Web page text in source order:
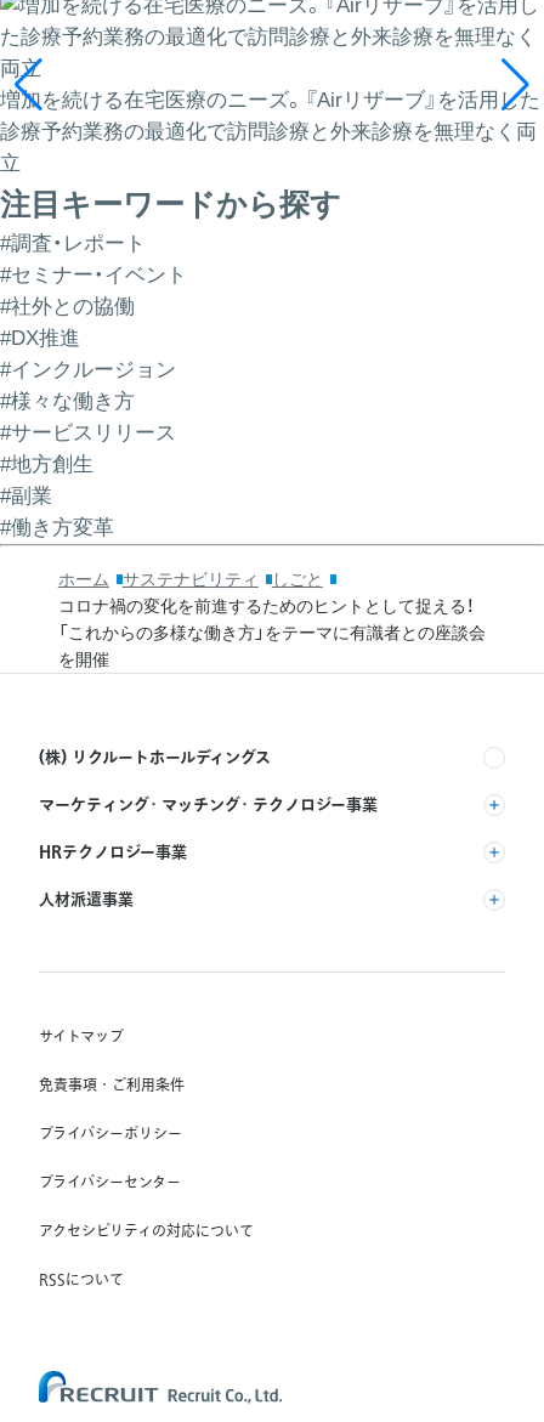
増加を続ける在宅医療のニーズ。『Airリザーブ』を活用した
診療予約業務の最適化で訪問診療と外来診療を無理なく両
立
注目キーワードから探す
#調査・レポート
#セミナー・イベント
#社外との協働
#DX推進
#インクルージョン
#様々な働き方
#サービスリリース
#地方創生
#副業
#働き方変革
ホーム サステナビリティ
しごと
コロナ禍の変化を前進するためのヒントとして捉える！
「これからの多様な働き方」をテーマに有識者との座談会
を開催
(株) リクルートホールディングス
マーケティング・マッチング・テクノロジー事業
(株) リクルート
HRテクノロジー事業
(株) インディードリクルートパートナーズ
Indeed, Inc.
人材派遣事業
(株) スタッフサービス・ホールディングス
Unique NV
Staffmark Group, LLC
The CSI Companies, Inc.
サイトマップ
免責事項・ご利用条件
プライバシーポリシー
プライバシーセンター
アクセシビリティの対応について
RSSについて